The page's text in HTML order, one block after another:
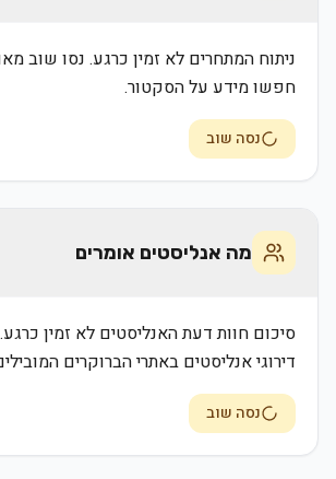
ניתוח המתחרים לא זמין כרגע. נסו שוב
חפשו מידע על הסקטור.
נסה שוב
מה אנליסטים אומרים
סיכום חוות דעת האנליסטים לא זמין
דירוגי אנליסטים באתרי הברוקרים
נסה שוב